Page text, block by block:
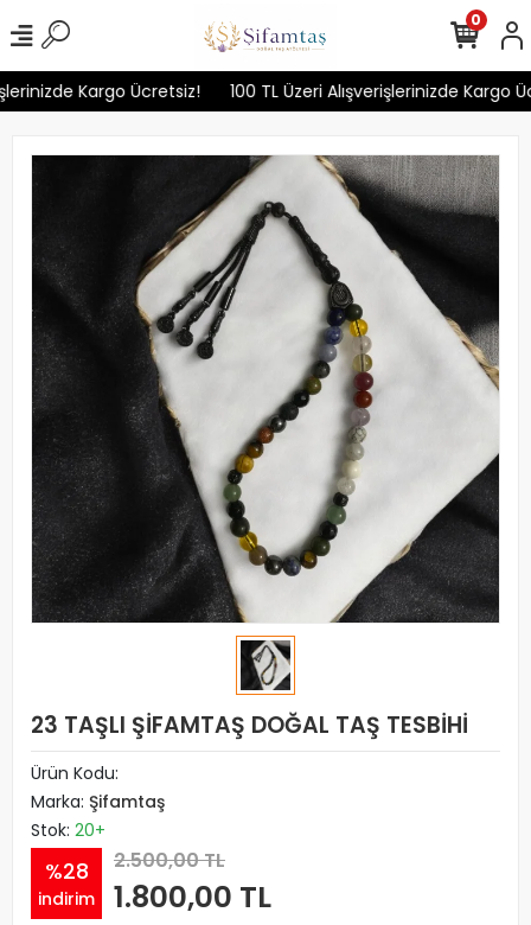
Kargo Ücretsiz! 100 TL Üzeri Alışverişlerinizde Kargo
0
23 TAŞLI ŞİFAMTAŞ DOĞAL TAŞ TESBİHİ
Ürün Kodu:
Marka: Şifamtaş
Stok: 20+
%28
indirim
2.500,00 TL
1.800,00 TL